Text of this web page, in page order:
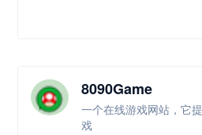
8090Game
一个在线游戏网站，它
戏